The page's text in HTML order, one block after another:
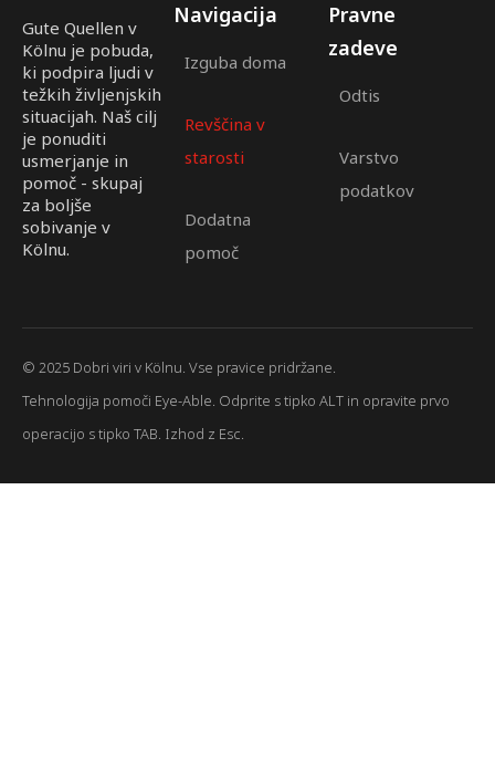
Gute Quellen v
Kölnu je pobuda,
ki podpira ljudi v
težkih življenjskih
situacijah. Naš cilj
je ponuditi
usmerjanje in
pomoč - skupaj
za boljše
sobivanje v
Kölnu.
Navigacija
Izguba doma
Revščina v
starosti
Dodatna
pomoč
Pravne
zadeve
Odtis
Varstvo
podatkov
© 2025 Dobri viri v Kölnu. Vse pravice pridržane.
Tehnologija pomoči Eye-Able. Odprite s tipko ALT in opravite prvo
operacijo s tipko TAB. Izhod z Esc.